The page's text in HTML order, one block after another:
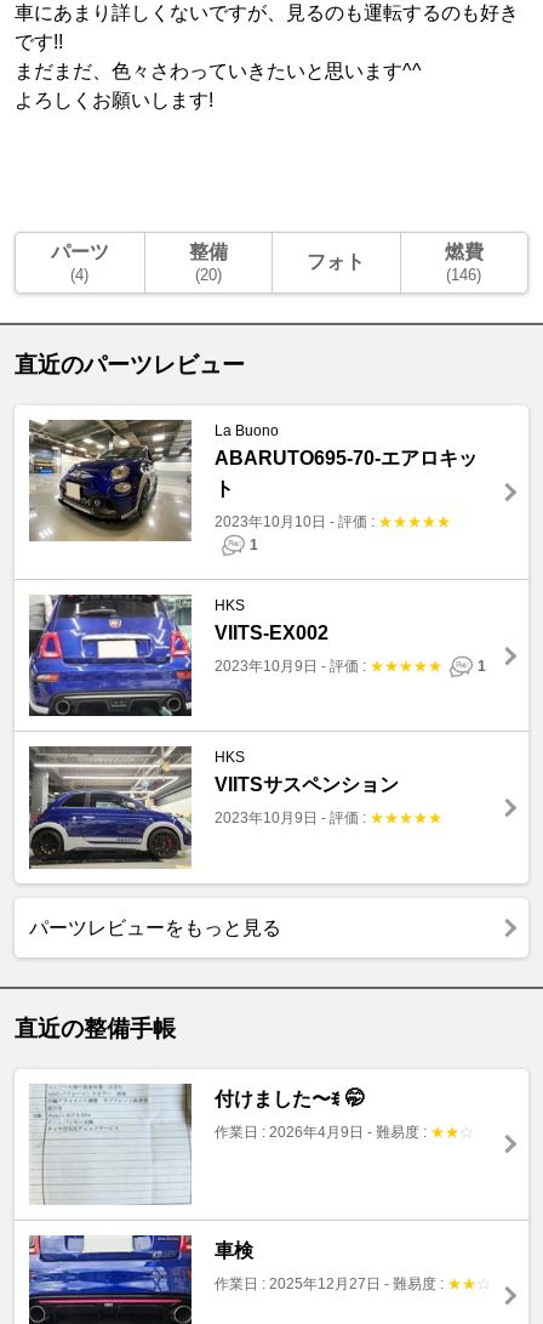
車にあまり詳しくないですが、見るのも運転するのも好き
です!!
まだまだ、色々さわっていきたいと思います^^
よろしくお願いします!
パーツ
(4)
整備
(20)
フォト 燃費
(146)
直近のパーツレビュー
La Buono
ABARUTO695-70-エアロキッ
ト
2023年10月10日 - 評価 : ★★★★★
1
HKS
VIITS-EX002
2023年10月9日 - 評価 : ★★★★★ 1
HKS
VIITSサスペンション
2023年10月9日 - 評価 : ★★★★★
パーツレビューをもっと見る
直近の整備手帳
付けました〜ꉂ 🤭
作業日 : 2026年4月9日 - 難易度 : ★★ ☆
車検
作業日 : 2025年12月27日 - 難易度 : ★★ ☆